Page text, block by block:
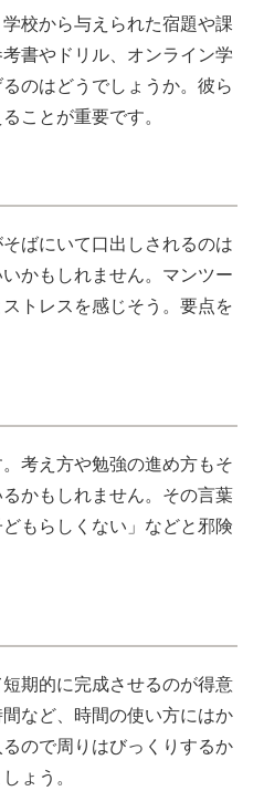
校から与えられた宿題や課
書やドリル、オンライン学
のはどうでしょうか。彼ら
ことが重要です。
ばにいて口出しされるのは
かもしれません。マンツー
トレスを感じそう。要点を
考え方や勉強の進め方もそ
かもしれません。その言葉
もらしくない」などと邪険
期的に完成させるのが得意
など、時間の使い方にはか
ので周りはびっくりするか
ょう。